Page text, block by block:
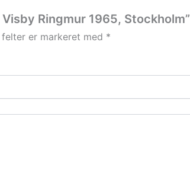
Ringmur 1965, Stockholm”
er markeret med *